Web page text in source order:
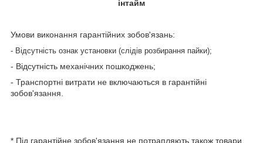
інтайм
Умови виконання гарантійних зобов'язань:
- Відсутність ознак установки (слідів розбирання пайки);
- Відсутність механічних пошкоджень;
- Транспортні витрати не включаються в гарантійні
зобов'язання.
* Під гарантійне зобов'язання не потрапляють також товари,